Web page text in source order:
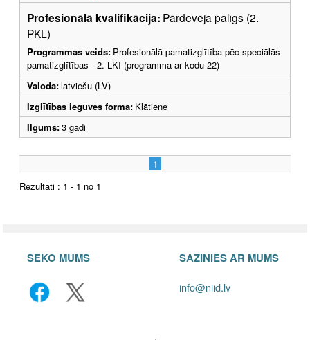
Profesionālā kvalifikācija: Pārdevēja palīgs (2.
PKL)
Programmas veids: Profesionālā pamatizglītība pēc speciālās
pamatizglītības - 2. LKI (programma ar kodu 22)
Valoda:latviešu (LV)
Izglītības ieguves forma: Klātiene
Ilgums:3 gadi
1
Rezultāti : 1 - 1 no 1
SEKO MUMS SAZINIES AR MUMS
info@niid.lv